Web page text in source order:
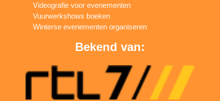
Videografie voor evenementen
Vuurwerkshows boeken
Winterse evenementen organiseren
Bekend van: